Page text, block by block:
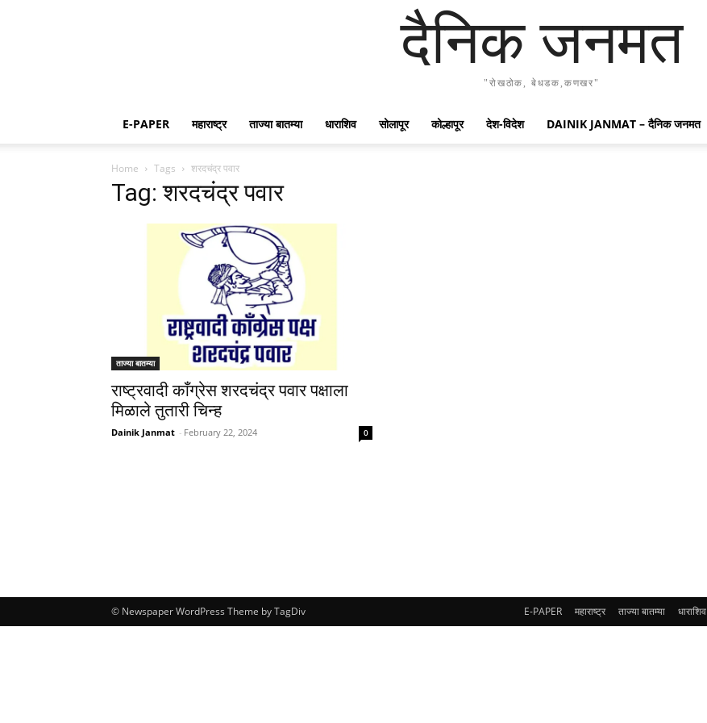
दैनिक जनमत
"रोखठोक, बेधडक,कणखर"
E-PAPER महाराष्ट्र ताज्या बातम्या धाराशिव सोलापूर कोल्हापूर देश-विदेश DAINIK JANMAT – दैनिक जनमत
Home Tags शरदचंद्र पवार
Tag: शरदचंद्र पवार
ताज्या बातम्या
राष्ट्रवादी काँग्रेस शरदचंद्र पवार पक्षाला
मिळाले तुतारी चिन्ह
Dainik Janmat - February 22, 2024 0
E-PAPER महाराष्ट्र ताज्या बातम्या धाराशिव
© Newspaper WordPress Theme by TagDiv